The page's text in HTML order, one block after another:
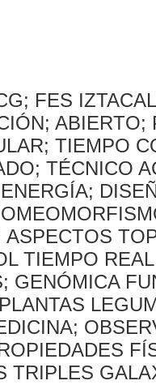
FES
ABIERTO;
TIEMPO
TÉCNICO
ASPECTOS
TIEMPO
GENÓMICA
TRIPLES